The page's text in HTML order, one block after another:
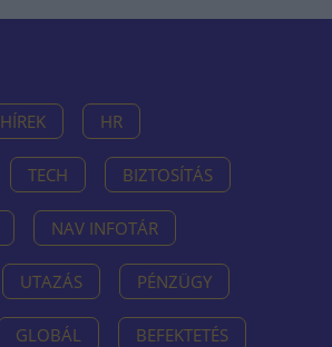
HÍREK HR
TECH BIZTOSÍTÁS
NAV INFOTÁR
UTAZÁS PÉNZÜGY
GLOBÁL BEFEKTETÉS